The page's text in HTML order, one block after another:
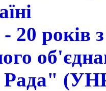
20 років
Рада"